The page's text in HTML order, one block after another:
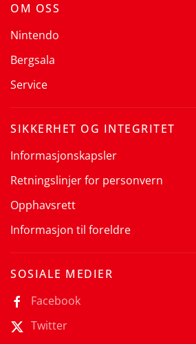
OM OSS
Nintendo
Bergsala
Service
SIKKERHET OG INTEGRITET
Informasjonskapsler
Retningslinjer for personvern
Opphavsrett
Informasjon til foreldre
SOSIALE MEDIER
Facebook
Twitter